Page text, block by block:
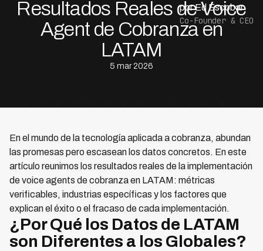
Resultados Reales de Voice
Agent de Cobranza en
LATAM
5 mar 2026
por Ed Escobar
Co-Founder & CEO
En el mundo de la tecnología aplicada a cobranza, abundan
las promesas pero escasean los datos concretos. En este
artículo reunimos los resultados reales de la implementación
de voice agents de cobranza en LATAM: métricas
verificables, industrias específicas y los factores que
explican el éxito o el fracaso de cada implementación.
¿Por Qué los Datos de LATAM
son Diferentes a los Globales?